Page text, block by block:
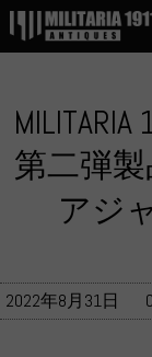
MILITARIA
第二弾
アジ
2022年8月31日